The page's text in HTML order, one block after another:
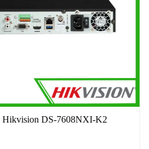
DS-7608NXI-K2